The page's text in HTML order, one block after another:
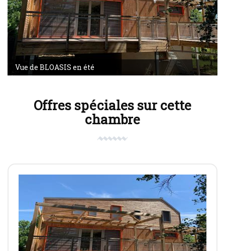
Vue de BLOASIS en été
Offres spéciales sur cette
chambre